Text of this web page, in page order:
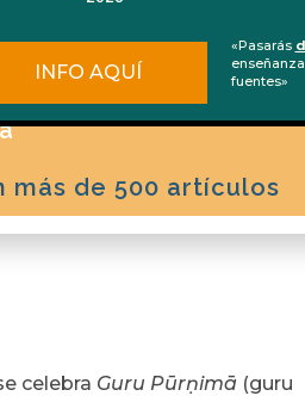
sobre Yoga, la
más de 500 artículos
celebra Guru Pūrṇimā (guru
INFO AQUÍ
«Pasarás
fuentes»